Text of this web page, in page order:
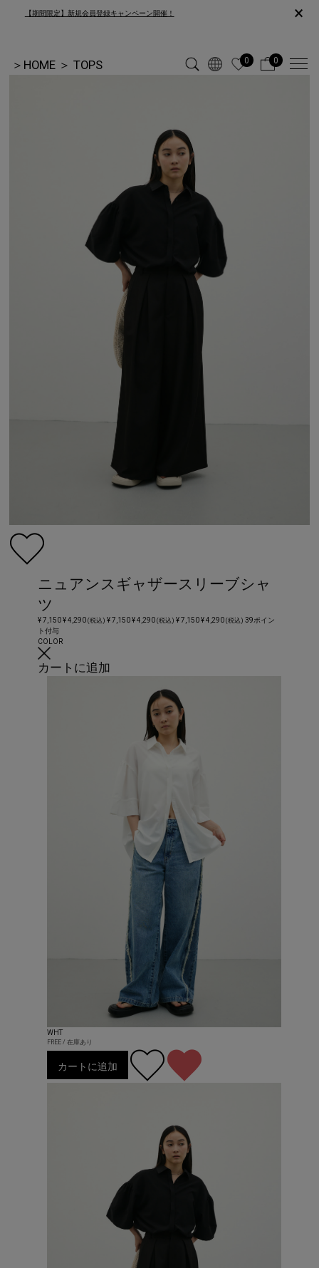
【期間限定】新規会員登録キャンペーン開催！ ×
＞ HOME ＞ TOPS 0 0
ニュアンスギャザースリーブシャ
ツ
¥ 7,150¥ 4,290(税込) ¥ 7,150¥ 4,290(税込) ¥ 7,150¥ 4,290 (税込) 39ポイン
ト付与
COLOR
カートに追加
WHT
FREE / 在庫あり
カートに追加